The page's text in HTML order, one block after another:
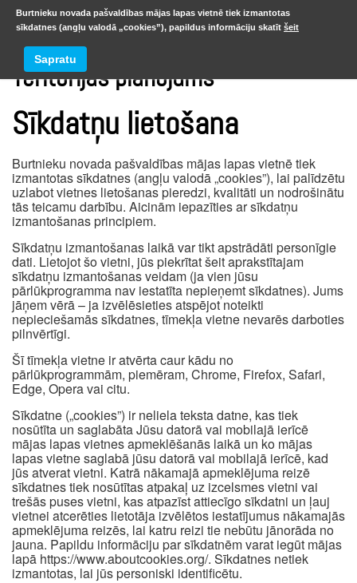
Teritorijas plānojums
Sīkdatņu lietošana
Burtnieku novada pašvaldības mājas lapas vietnē tiek
izmantotas sīkdatnes (angļu valodā „cookies”), lai palīdzētu
uzlabot vietnes lietošanas pieredzi, kvalitāti un nodrošinātu
tās teicamu darbību. Aicinām iepazīties ar sīkdatņu
izmantošanas principiem.
Sīkdatņu izmantošanas laikā var tikt apstrādāti personīgie
dati. Lietojot šo vietni, jūs piekrītat šeit aprakstītajam
sīkdatņu izmantošanas veidam (ja vien jūsu
pārlūkprogramma nav iestatīta nepieņemt sīkdatnes). Jums
jāņem vērā – ja izvēlēsieties atspējot noteikti
nepieciešamās sīkdatnes, tīmekļa vietne nevarēs darboties
pilnvērtīgi.
Šī tīmekļa vietne ir atvērta caur kādu no
pārlūkprogrammām, piemēram, Chrome, Firefox, Safari,
Edge, Opera vai citu.
Sīkdatne („cookies”) ir neliela teksta datne, kas tiek
nosūtīta un saglabāta Jūsu datorā vai mobilajā ierīcē
mājas lapas vietnes apmeklēšanās laikā un ko mājas
lapas vietne saglabā jūsu datorā vai mobilajā ierīcē, kad
jūs atverat vietni. Katrā nākamajā apmeklējuma reizē
sīkdatnes tiek nosūtītas atpakaļ uz izcelsmes vietni vai
trešās puses vietni, kas atpazīst attiecīgo sīkdatni un ļauj
vietnei atcerēties lietotāja izvēlētos iestatījumus nākamajās
apmeklējuma reizēs, lai katru reizi tie nebūtu jānorāda no
jauna. Papildu informāciju par sīkdatnēm varat iegūt mājas
lapā https://www.aboutcookies.org/. Sīkdatnes netiek
izmantotas, lai jūs personiski identificētu.
Burtnieku novada pašvaldības mājas lapas vietnē tiek izmantotas
sīkdatnes (angļu valodā „cookies”), papildus informāciju skatīt šeit
Sapratu